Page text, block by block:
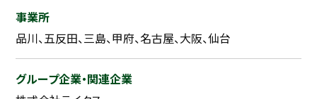
事業所
品川、五反田、三島、甲府、名古屋、大阪、仙台
グループ企業・関連企業